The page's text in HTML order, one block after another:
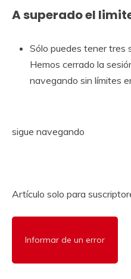
A superado el
Sólo puedes tener tres
Hemos cerrado la
navegando sin límites
sigue navegando
Artículo solo para
Informar de un error